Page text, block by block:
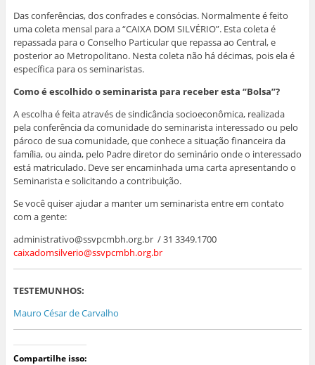
Das conferências, dos confrades e consócias. Normalmente é feito
uma coleta mensal para a “CAIXA DOM SILVÉRIO”. Esta coleta é
repassada para o Conselho Particular que repassa ao Central, e
posterior ao Metropolitano. Nesta coleta não há décimas, pois ela é
específica para os seminaristas.
Como é escolhido o seminarista para receber esta “Bolsa”?
A escolha é feita através de sindicância socioeconômica, realizada
pela conferência da comunidade do seminarista interessado ou pelo
pároco de sua comunidade, que conhece a situação financeira da
família, ou ainda, pelo Padre diretor do seminário onde o interessado
está matriculado. Deve ser encaminhada uma carta apresentando o
Seminarista e solicitando a contribuição.
Se você quiser ajudar a manter um seminarista entre em contato
com a gente:
administrativo@ssvpcmbh.org.br/ 31 3349.1700
caixadomsilverio@ssvpcmbh.org.br
TESTEMUNHOS:
Mauro César de Carvalho
Compartilhe isso: